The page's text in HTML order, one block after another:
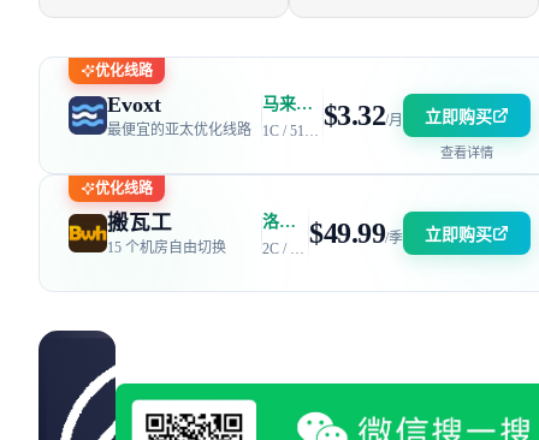
优化线路
Evoxt
最便宜的亚太优化线路
马来西亚 | 电信 GIA + 联通 9929 | 优惠码：AFF2377-DEV
1C / 512MB / 5GB SSD / 150GB 流量 $3.32/月 立即购买
查看详情
优化线路
搬瓦工
15 个机房自由切换
洛杉矶 DC6 机房 | 电信 / 联通 CN2 GIA + 移动 CMIN2
2C / 2GB / 40GB SSD / 2.5TB 流量 $49.99/季 立即购买